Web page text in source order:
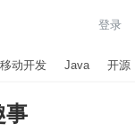
登录
移动开发 Java 开源
事